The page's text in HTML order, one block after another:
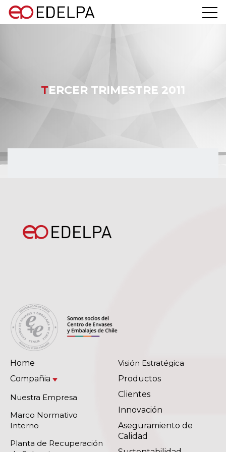
TERCER TRIMESTRE 2011
Home
Compañia
Nuestra Empresa
Marco Normativo
Interno
Planta de Recuperación
Visión Estratégica
Productos
Clientes
Innovación
Aseguramiento de
Calidad